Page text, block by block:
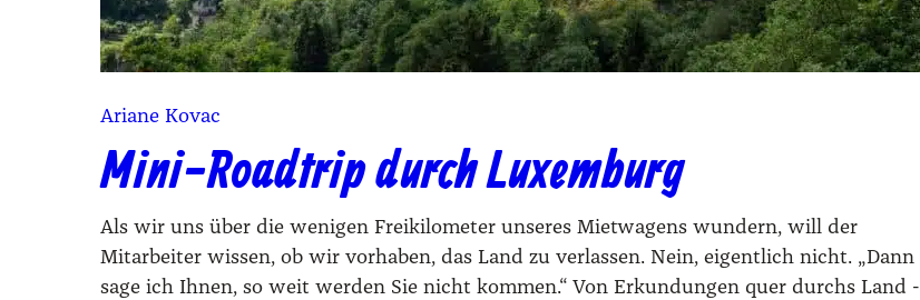
Ariane Kovac
Mini-Roadtrip durch Luxemburg
Als wir uns über die wenigen Freikilometer unseres Mietwagens wundern, will der
Mitarbeiter wissen, ob wir vorhaben, das Land zu verlassen. Nein, eigentlich nicht. „Dann
sage ich Ihnen, so weit werden Sie nicht kommen.“ Von Erkundungen quer durchs Land -